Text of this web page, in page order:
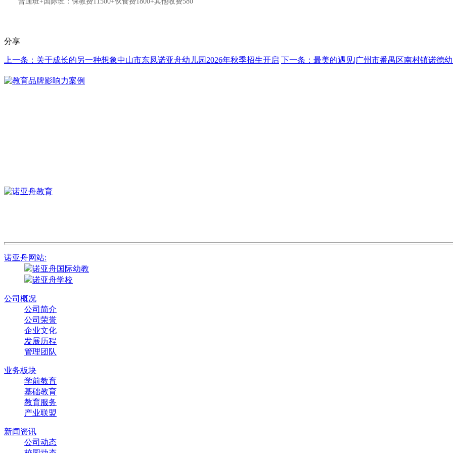
分享
上一条：关于成长的另一种想象中山市东凤诺亚舟幼儿园2026年秋季招生开启 下一条：最美的遇见|广州市番禺区南村镇诺德
诺亚舟网站:
诺亚舟国际幼教
诺亚舟学校
公司概况
公司简介
公司荣誉
企业文化
发展历程
管理团队
业务板块
学前教育
基础教育
教育服务
产业联盟
新闻资讯
公司动态